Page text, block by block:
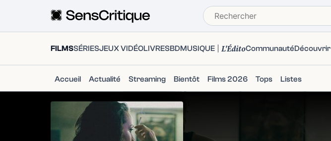
FILMSSÉRIESJEUX VIDÉOLIVRESBDMUSIQUE L'ÉditoCommunautéDécouvrir
Accueil Actualité Streaming Bientôt Films 2026 Tops Listes